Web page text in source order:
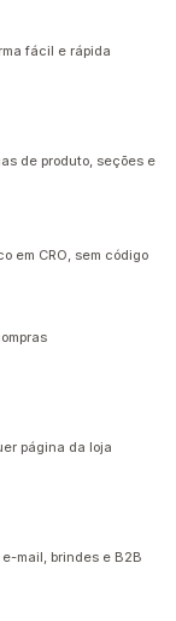
fácil e rápida
de produto, seções e
em CRO, sem código
página da loja
mail, brindes e B2B